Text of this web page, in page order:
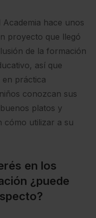
hace unos
proyecto que llegó
de la formación
así que
en práctica
conozcan sus
platos y
cómo utilizar a su
en los
¿puede